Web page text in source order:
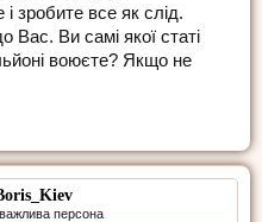
зробите все як слід.
Ви самі якої статі
воюєте? Якщо не
персона